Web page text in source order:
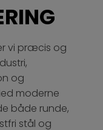
vi præcis og
og
moderne
både runde,
stål og